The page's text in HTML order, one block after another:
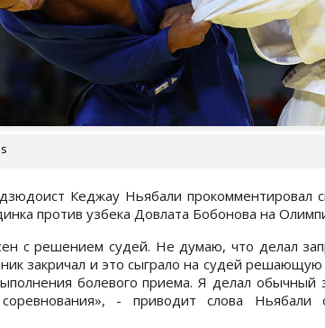
Кеджау Ньябали прокомментировал
против узбека Довлата Бобонова на
с решением судей. Не думаю, что делал
закричал и это сыграло на судей
болевого приема. Я делал обычный
- приводит слова Ньябали